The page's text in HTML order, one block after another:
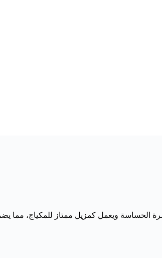
الحساسة ويعمل كمزيل ممتاز للمكياج، مما